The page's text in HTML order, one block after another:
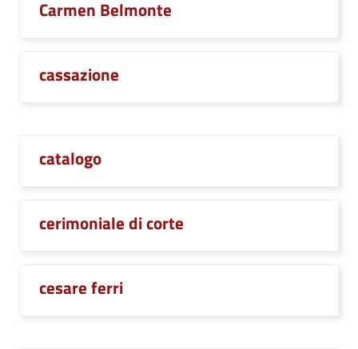
Carmen Belmonte
cassazione
catalogo
cerimoniale di corte
cesare ferri